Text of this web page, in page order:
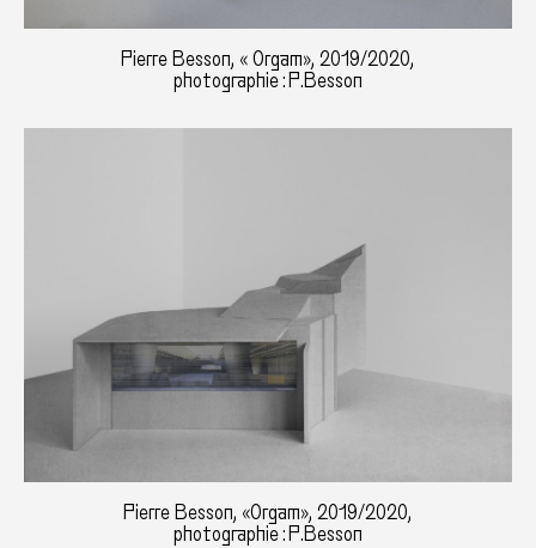
Pierre Besson, « Orgam», 2019/2020,
photographie : P.Besson
Pierre Besson, «Orgam», 2019/2020,
photographie : P.Besson